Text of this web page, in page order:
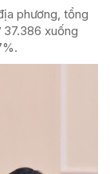
phương, tổng
xuống